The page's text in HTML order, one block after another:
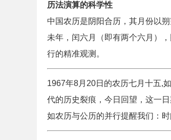
历法演算的科学性
中国农历是阴阳合历，其月份以
未年，闰六月（即有两个六月）
行的精准观测。
1967年8月20日的农历七月十五,
代的历史裂痕，今日回望，这一
如农历与公历的并行提醒我们：